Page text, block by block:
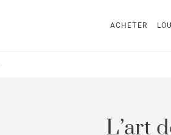
ACHETER
L’art